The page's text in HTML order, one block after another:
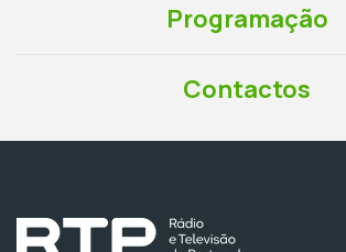
Programação
Contactos